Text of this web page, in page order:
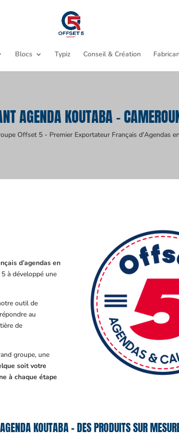
Blocs Typiz Conseil & Création
AGENDA KOUTABA -
Offset 5 - Premier Exportateur Français d'Agendas
d’agendas en
à développé une
outil de
au
de
groupe, une
soit votre
à chaque étape
KOUTABA – DES PRODUITS SUR